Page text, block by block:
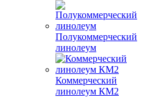
Полукоммерческий
линолеум
Коммерческий
линолеум КМ2